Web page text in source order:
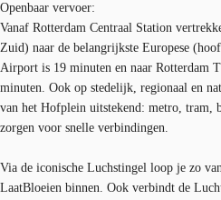
Openbaar vervoer:
Vanaf Rotterdam Centraal Station
Zuid) naar de belangrijkste Europese
Airport is 19 minuten en naar Rotterdam
minuten. Ook op stedelijk, regionaal en
van het Hofplein uitstekend: metro, tram,
zorgen voor snelle verbindingen.
Via de iconische Luchstingel loop je zo
LaatBloeien binnen. Ook verbindt de